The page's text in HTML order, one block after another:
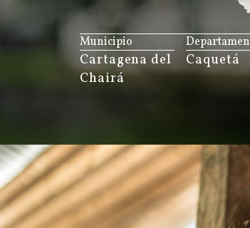
Municipio
Cartagena del
Chairá
Caquetá